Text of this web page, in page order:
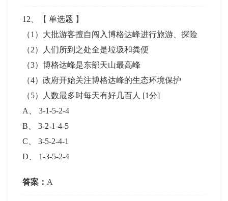
12 、【单选题 】
（1）大批游客擅自闯入博格达峰进行旅游、探险
（2）人们所到之处全是垃圾和粪便
（3）博格达峰是东部天山最高峰
（4）政府开始关注博格达峰的生态环境保护
（5）人数最多时每天有好几百人 [1分]
A
、3-1-5-2-4
B 、3-2-1-4-5
C 、3-5-2-4-1
D
1-3-5-2-4
答案： A